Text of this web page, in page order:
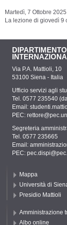
Martedì, 7 Ottobre 2025
La lezione di giovedì 9
Via P.A. Mattioli, 10
53100 Siena - Italia
Ufficio servizi agli
Tel. 0577 235540
Email:
PEC:
Segreteria
Tel. 0577 235665
Email:
PEC:
Mappa
Università di
Presidio Mattioli
Amministrazione
Albo online